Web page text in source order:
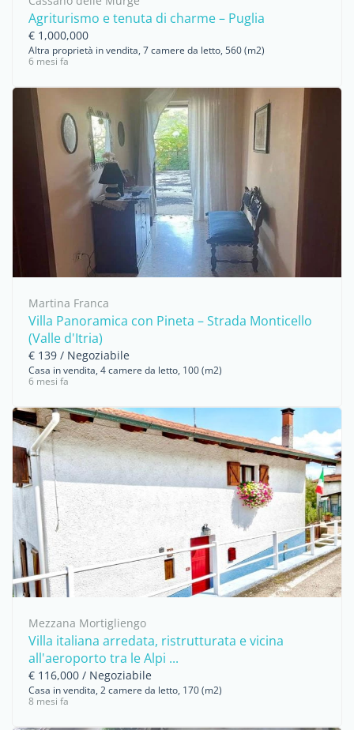
Agriturismo e tenuta di charme – Puglia
€ 1,000,000
Altra proprietà in vendita, 7 camere da letto, 560 (m2)
6 mesi fa
Martina Franca
Villa Panoramica con Pineta – Strada Monticello
(Valle d'Itria)
€ 139 / Negoziabile
Casa in vendita, 4 camere da letto, 100 (m2)
6 mesi fa
Mezzana Mortigliengo
Villa italiana arredata, ristrutturata e vicina
all'aeroporto tra le Alpi ...
€ 116,000 / Negoziabile
Casa in vendita, 2 camere da letto, 170 (m2)
8 mesi fa